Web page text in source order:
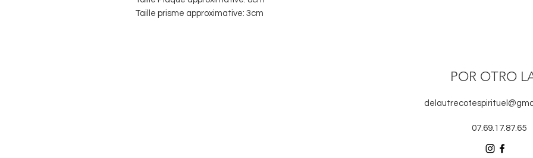
Taille prisme approximative: 3cm
POR OTRO
07.69.17.87.65